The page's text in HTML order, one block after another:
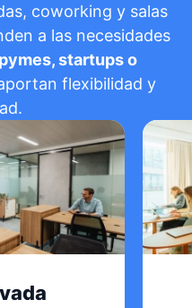
coworking y salas
a las necesidades
startups o
flexibilidad y